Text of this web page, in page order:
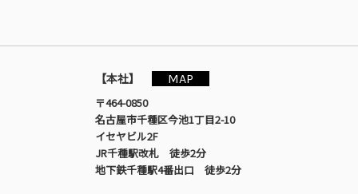
【本社】
MAP
〒464-0850
名古屋市千種区今池1丁目2-10
イセヤビル2F
JR千種駅改札 徒歩2分
地下鉄千種駅4番出口 徒歩2分